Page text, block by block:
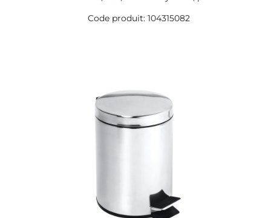
Code produit: 104315082